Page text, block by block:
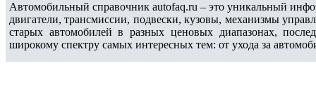
Автомобильный справочник autofaq.ru – это уникальный
двигатели, трансмиссии, подвески, кузовы, механизмы
старых автомобилей в разных ценовых диапазонах,
широкому спектру самых интересных тем: от ухода за